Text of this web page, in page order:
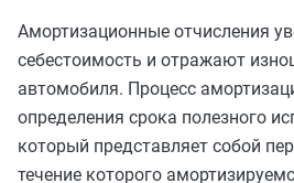
Амортизационные отчисления
себестоимость и отражают
автомобиля. Процесс
определения срока полезного
который представляет собой
течение которого